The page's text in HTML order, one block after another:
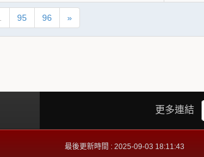
95 96 »
更多連結
最後更新時間 : 2025-09-03 18:11:43